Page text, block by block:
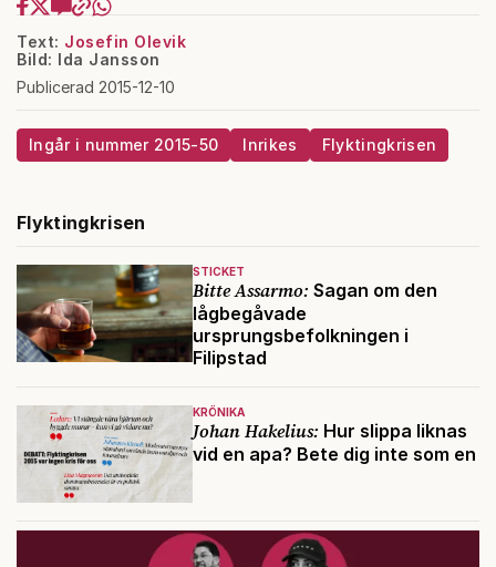
Text: Josefin Olevik
Bild: Ida Jansson
Publicerad 2015-12-10
Ingår i nummer 2015-50 Inrikes Flyktingkrisen
Flyktingkrisen
STICKET
Bitte Assarmo: Sagan om den
lågbegåvade
ursprungsbefolkningen i
Filipstad
KRÖNIKA
Johan Hakelius: Hur slippa liknas
vid en apa? Bete dig inte som en